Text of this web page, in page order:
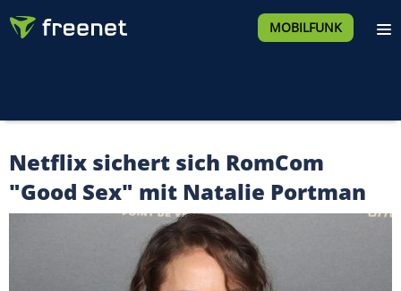
MOBILFUNK
Netflix sichert sich RomCom
"Good Sex" mit Natalie Portman